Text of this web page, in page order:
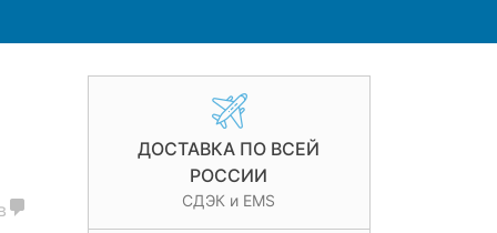
ДОСТАВКА ПО ВСЕЙ
РОССИИ
СДЭК и EMS